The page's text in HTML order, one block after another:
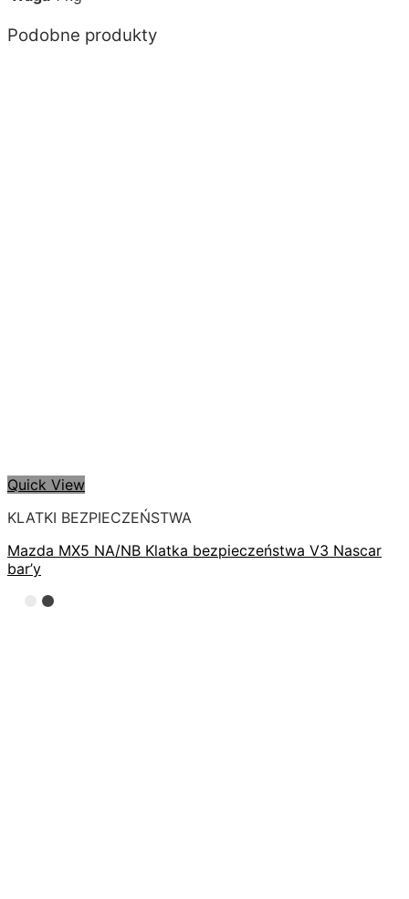
Podobne produkty
Quick View
KLATKI BEZPIECZEŃSTWA
Mazda MX5 NA/NB Klatka bezpieczeństwa V3 Nascar
bar’y